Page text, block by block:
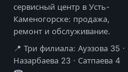
сервисный центр в Усть-
Каменогорске: продажа,
ремонт и обслуживание.
📍 Три филиала: Ауэзова 35 ·
Назарбаева 23 · Сатпаева 4